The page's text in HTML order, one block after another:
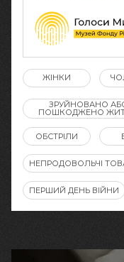
ЖІНКИ
ЗРУЙНОВАНО
ПОШКОДЖЕНО
ОБСТРІЛИ
НЕПРОДОВОЛЬЧІ
ПЕРШИЙ ДЕНЬ ВІЙНИ